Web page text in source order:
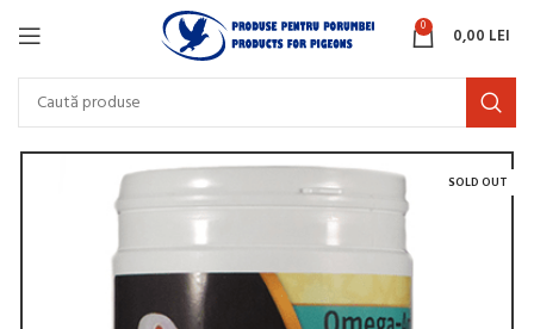
0 0,00 LEI
SOLD OUT